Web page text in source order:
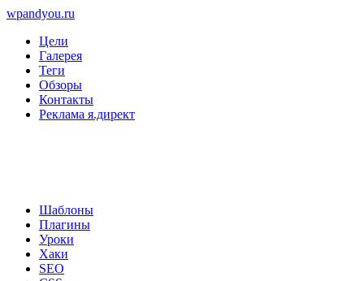
wpandyou.ru
Цели
Галерея
Теги
Обзоры
Контакты
Реклама я.директ
Шаблоны
Плагины
Уроки
Хаки
SEO